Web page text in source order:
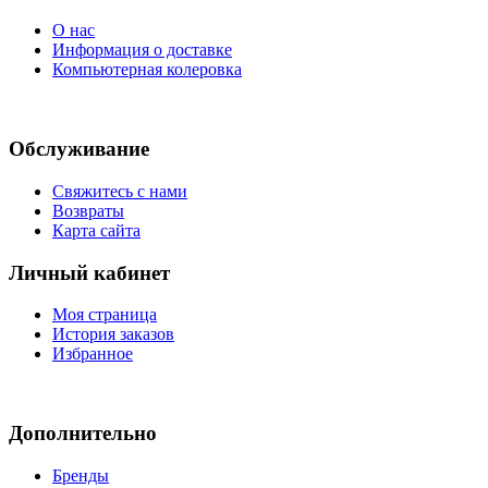
О нас
Информация о доставке
Компьютерная колеровка
Обслуживание
Свяжитесь с нами
Возвраты
Карта сайта
Личный кабинет
Моя страница
История заказов
Избранное
Дополнительно
Бренды